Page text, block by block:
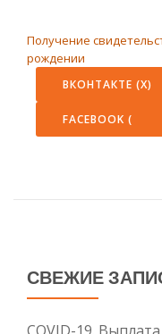
Получение
рождении
ВКОНТАКТЕ (X)
FACEBOOK (
СВЕЖИЕ